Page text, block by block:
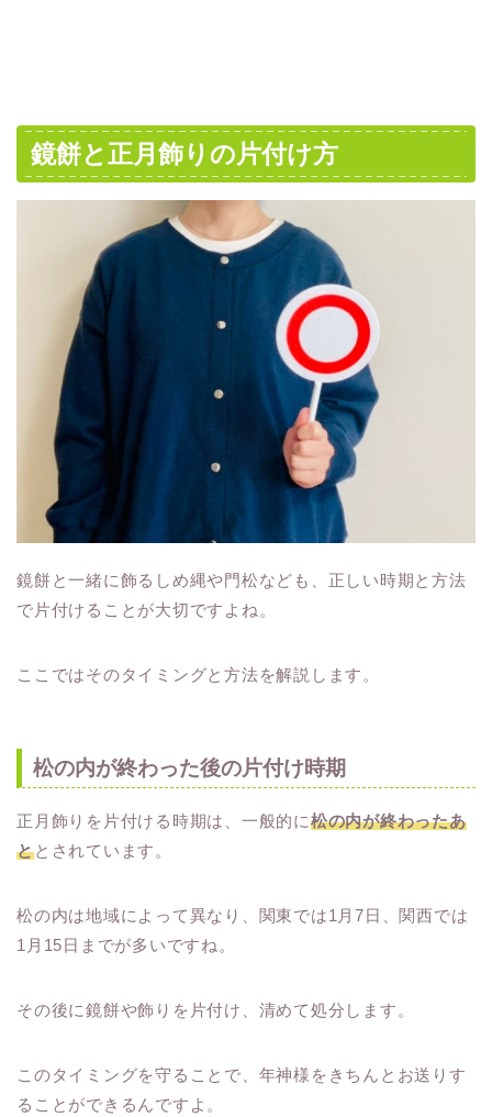
鏡餅と正月飾りの片付け方
鏡餅と一緒に飾るしめ縄や門松なども、正しい時期と方法
で片付けることが大切ですよね。
ここではそのタイミングと方法を解説します。
松の内が終わった後の片付け時期
正月飾りを片付ける時期は、一般的に松の内が終わったあ
ととされています。
松の内は地域によって異なり、関東では1月7日、関西では
1月15日までが多いですね。
その後に鏡餅や飾りを片付け、清めて処分します。
このタイミングを守ることで、年神様をきちんとお送りす
ることができるんですよ。